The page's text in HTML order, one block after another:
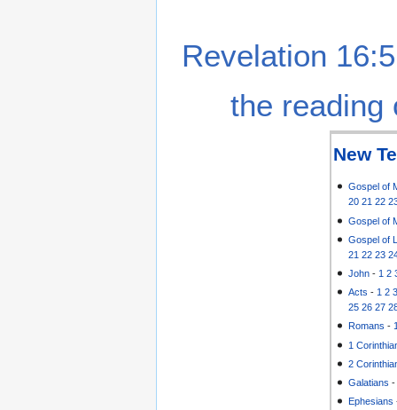
Revelation
the reading
New
Gospel of
20 21 22
Gospel of
Gospel of
21 22 23
John - 1 2
Acts - 1 2
25 26 27
Romans -
1
2
Galatians
Ephesians